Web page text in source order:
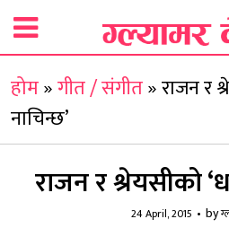
होम»गीत / संगीत»राजन र
नाचिन्छ’
राजन र श्रेयसीको
24 April, 2015 by